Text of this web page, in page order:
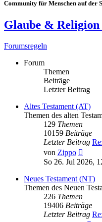
Community für Menschen auf der
Glaube &
Forumsregeln
Forum
Themen
Beiträge
Letzter Beitrag
Altes Testament (AT)
Themen des alten
129 Themen
10159 Beiträge
Letzter Beitrag
von Zippo
So 26. Jul 2026,
Neues Testament (NT)
Themen des Neuen
226 Themen
19406 Beiträge
Letzter Beitrag